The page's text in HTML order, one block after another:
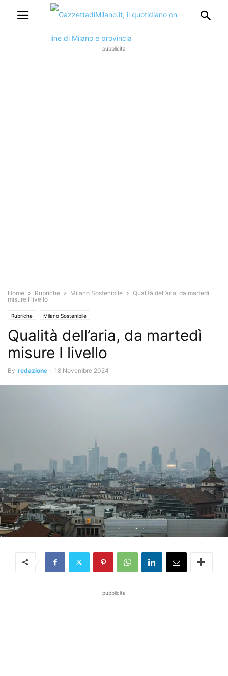
pubblicità
Home Rubriche Milano Sostenibile
Qualità dell’aria, da martedì
misure I livello
Rubriche Milano Sostenibile
Qualità dell’aria, da martedì
misure I livello
By redazione - 18 Novembre 2024
pubblicità